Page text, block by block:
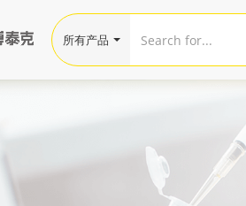
所有产品